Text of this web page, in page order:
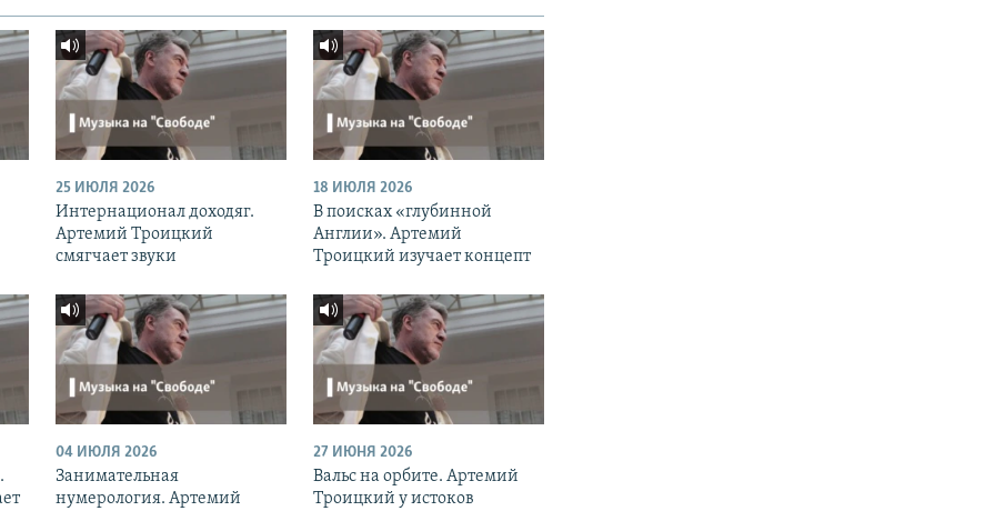
25 ИЮЛЯ 2026
Интернационал доходяг.
Артемий Троицкий
смягчает звуки
18 ИЮЛЯ 2026
В поисках «глубинной
Англии». Артемий
Троицкий изучает концепт
04 ИЮЛЯ 2026
Занимательная
нумерология. Артемий
27 ИЮНЯ 2026
Вальс на орбите. Артемий
Троицкий у истоков